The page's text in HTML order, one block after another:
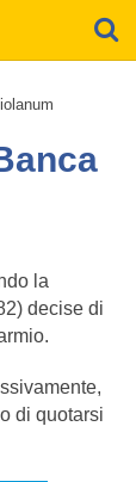
la
decise di
di quotarsi